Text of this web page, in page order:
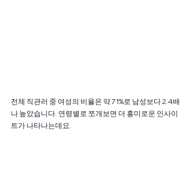
전체 직관러 중 여성의 비율은 약 71%로 남성보다 2.4배
나 높았습니다. 연령별로 쪼개보면 더 흥미로운 인사이
트가 나타나는데요.